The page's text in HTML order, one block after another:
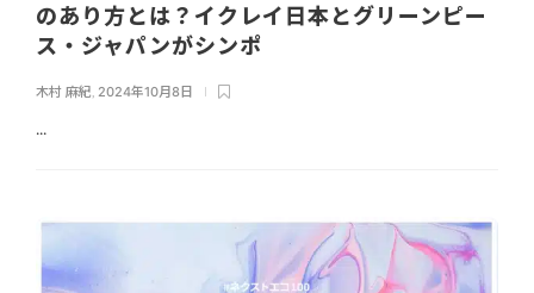
のあり方とは？イクレイ日本とグリーンピー
ス・ジャパンがシンポ
木村 麻紀 2024年10月8日
...